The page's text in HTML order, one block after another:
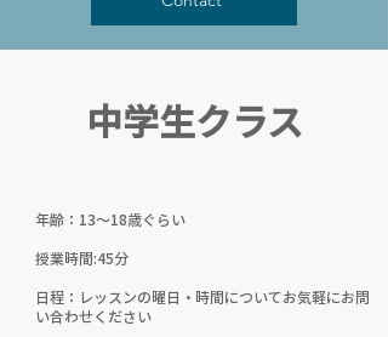
中学生クラス
年齢：13〜18歳ぐらい
授業時間:45分
日程：レッスンの曜日・時間についてお気軽にお問
い合わせください